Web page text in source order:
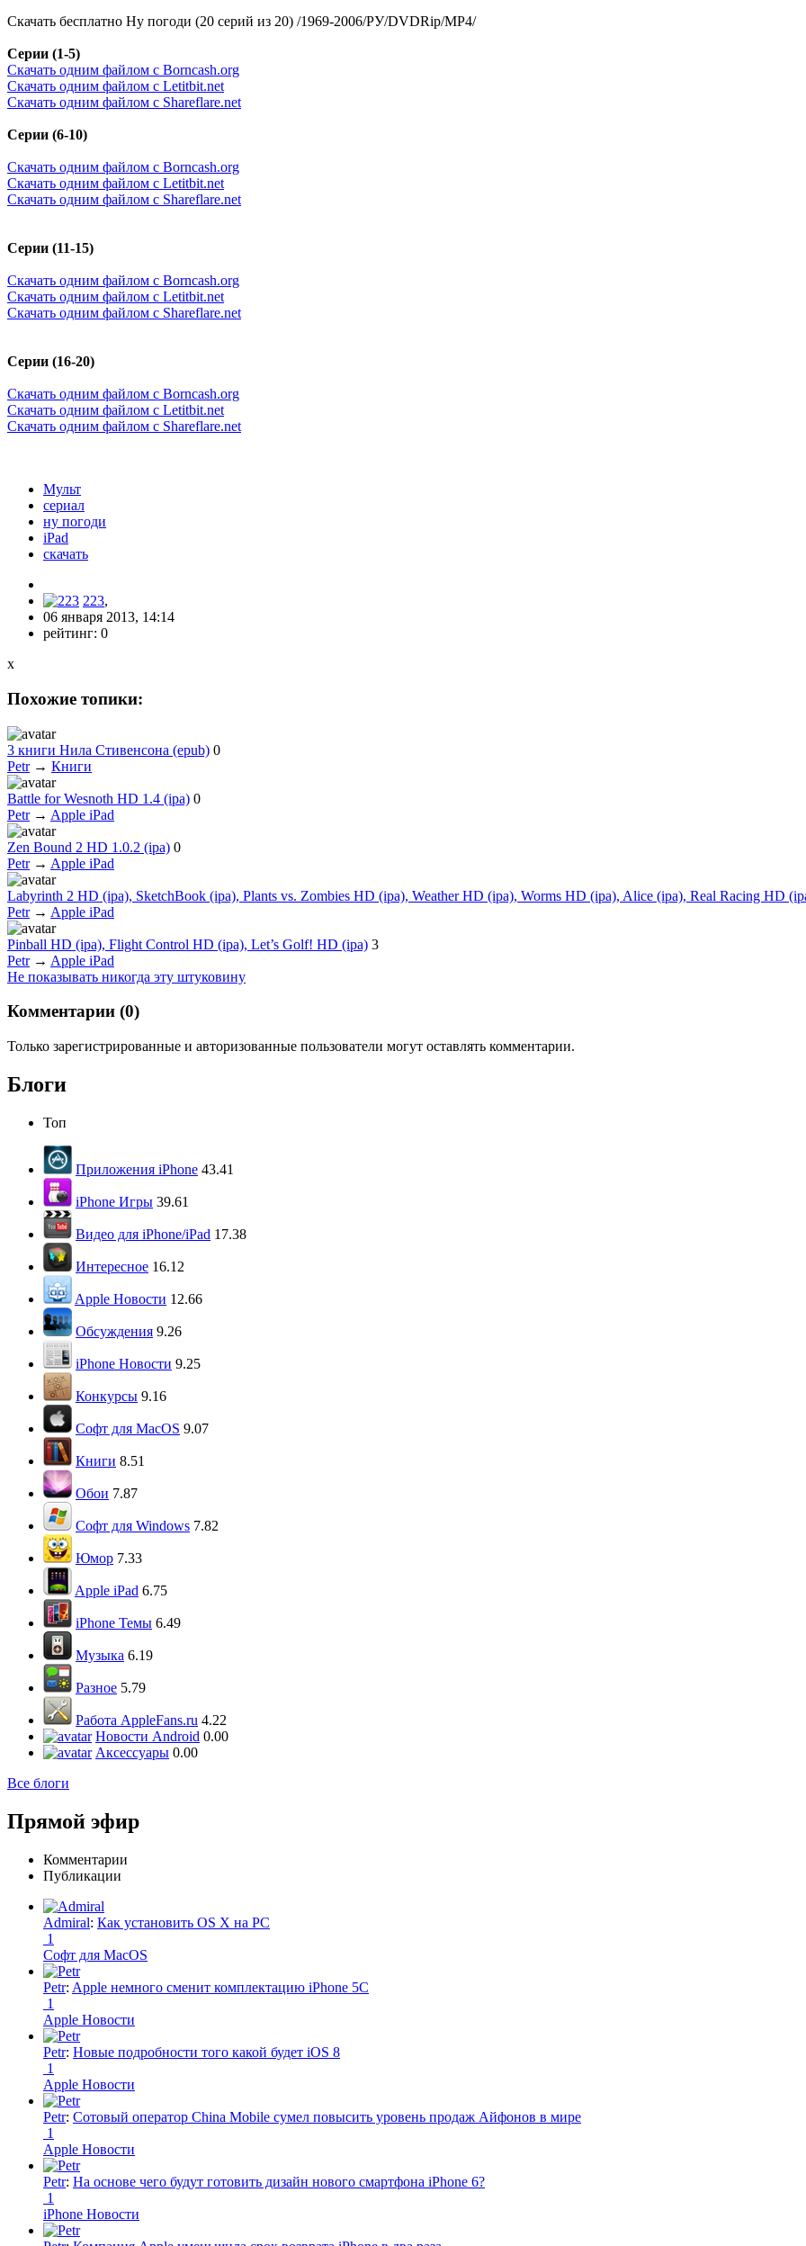
Скачать бесплатно Ну погоди (20 серий из 20) /1969-2006/РУ/DVDRip/MP4/
Серии (1-5)
Скачать одним файлом с Borncash.org
Скачать одним файлом с Letitbit.net
Скачать одним файлом с Shareflare.net
Серии (6-10)
Скачать одним файлом с Borncash.org
Скачать одним файлом с Letitbit.net
Скачать одним файлом с Shareflare.net
Серии (11-15)
Скачать одним файлом с Borncash.org
Скачать одним файлом с Letitbit.net
Скачать одним файлом с Shareflare.net
Серии (16-20)
Скачать одним файлом с Borncash.org
Скачать одним файлом с Letitbit.net
Скачать одним файлом с Shareflare.net
Мульт
сериал
ну погоди
iPad
скачать
223,
06 января 2013, 14:14
рейтинг: 0
x
Похожие топики:
3 книги Нила Стивенсона (epub) 0
Petr→ Книги
Battle for Wesnoth HD 1.4 (ipa) 0
Petr→ Apple iPad
Zen Bound 2 HD 1.0.2 (ipa) 0
Petr→ Apple iPad
Labyrinth 2 HD (ipa), SketchBook (ipa), Plants vs. Zombies HD (ipa), Weather HD (ipa), Worms HD (ipa), Alice (ipa), Real Racing HD
Petr→ Apple iPad
Pinball HD (ipa), Flight Control HD (ipa), Let’s Golf! HD (ipa) 3
Petr→ Apple iPad
Не показывать никогда эту штуковину
Комментарии (0)
Только зарегистрированные и авторизованные пользователи могут оставлять комментарии.
Блоги
Топ
Приложения iPhone 43.41
iPhone Игры 39.61
Видео для iPhone/iPad 17.38
Интересное 16.12
Apple Новости 12.66
Обсуждения 9.26
iPhone Новости 9.25
Конкурсы 9.16
Софт для MacOS 9.07
Книги 8.51
Обои 7.87
Софт для Windows 7.82
Юмор 7.33
Apple iPad 6.75
iPhone Темы 6.49
Музыка 6.19
Разное 5.79
Работа AppleFans.ru 4.22
Новости Android 0.00
Аксессуары 0.00
Все блоги
Прямой эфир
Комментарии
Публикации
Admiral: Как установить OS X на PC
1
Софт для MacOS
Petr: Apple немного сменит комплектацию iPhone 5C
1
Apple Новости
Petr: Новые подробности того какой будет iOS 8
1
Apple Новости
Petr: Сотовый оператор China Mobile сумел повысить уровень продаж Айфонов в мире
1
Apple Новости
Petr: На основе чего будут готовить дизайн нового смартфона iPhone 6?
1
iPhone Новости